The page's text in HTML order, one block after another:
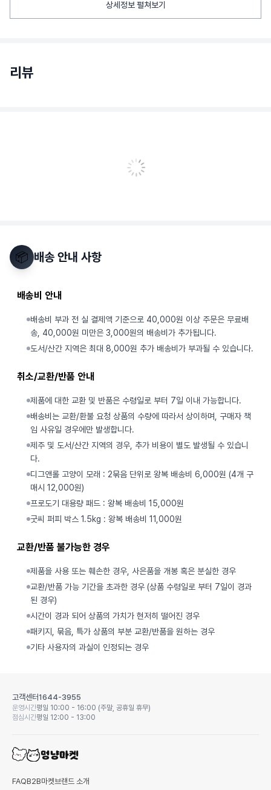
상세정보 펼쳐보기
리뷰
📦 배송 안내 사항
배송비 안내
배송비 부과 전 실 결제액 기준으로 40,000원 이상 주문은 무료배
송, 40,000원 미만은 3,000원의 배송비가 추가됩니다.
도서/산간 지역은 최대 8,000원 추가 배송비가 부과될 수 있습니다.
취소/교환/반품 안내
제품에 대한 교환 및 반품은 수령일로 부터 7일 이내 가능합니다.
배송비는 교환/환불 요청 상품의 수량에 따라서 상이하며, 구매자 책
임 사유일 경우에만 발생합니다.
제주 및 도서/산간 지역의 경우, 추가 비용이 별도 발생될 수 있습니
다.
디그앤롤 고양이 모래 : 2묶음 단위로 왕복 배송비 6,000원 (4개 구
매시 12,000원)
프로도기 대용량 패드 : 왕복 배송비 15,000원
굿씨 퍼피 박스 1.5kg : 왕복 배송비 11,000원
교환/반품 불가능한 경우
제품을 사용 또는 훼손한 경우, 사은품을 개봉 혹은 분실한 경우
교환/반품 가능 기간을 초과한 경우 (상품 수령일로 부터 7일이 경과
된 경우)
시간이 경과 되어 상품의 가치가 현저히 떨어진 경우
패키지, 묶음, 특가 상품의 부분 교환/반품을 원하는 경우
기타 사용자의 과실이 인정되는 경우
고객센터1644-3955
운영시간평일 10:00 - 16:00 (주말, 공휴일 휴무)
점심시간평일 12:00 - 13:00
FAQB2B마켓 브랜드 소개